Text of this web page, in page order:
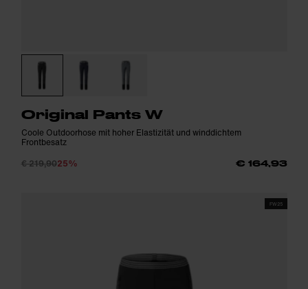
Original Pants W
Coole Outdoorhose mit hoher Elastizität und winddichtem
Frontbesatz
€ 219,9025% € 164,93
FW25